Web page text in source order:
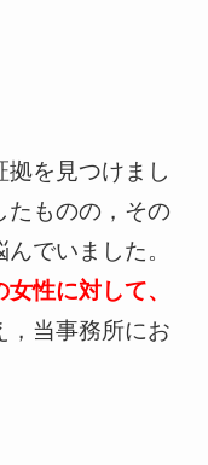
を見つけまし
たものの，その
でいました。
性に対して、
，当事務所にお